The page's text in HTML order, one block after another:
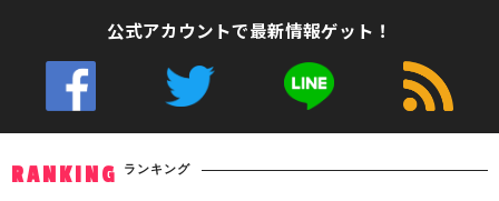
公式アカウントで最新情報ゲット！
RANKING ランキング